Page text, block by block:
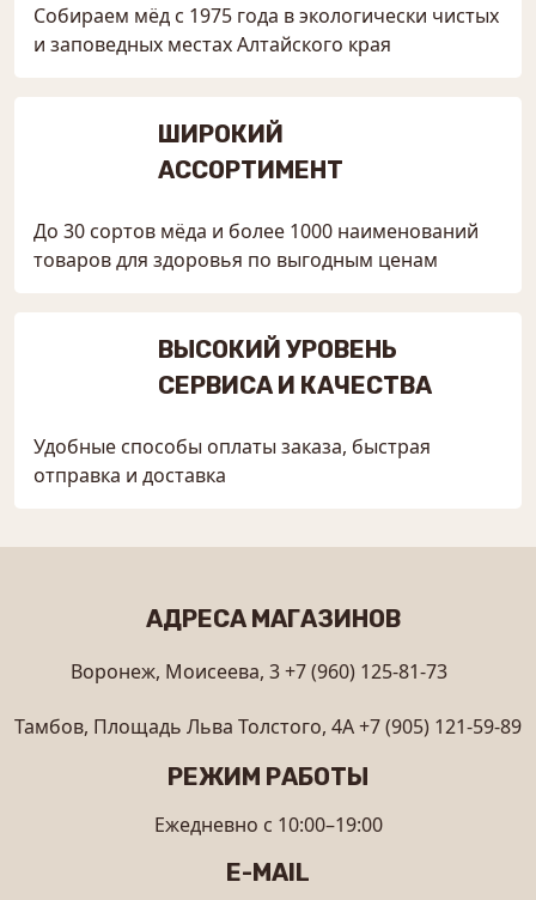
Собираем мёд с 1975 года в экологически чистых
и заповедных местах Алтайского края
ШИРОКИЙ
АССОРТИМЕНТ
До 30 сортов мёда и более 1000 наименований
товаров для здоровья по выгодным ценам
ВЫСОКИЙ УРОВЕНЬ
СЕРВИСА И КАЧЕСТВА
Удобные способы оплаты заказа, быстрая
отправка и доставка
АДРЕСА МАГАЗИНОВ
Воронеж, Моисеева, 3+7 (960) 125-81-73
Тамбов, Площадь Льва Толстого, 4А+7 (905) 121-59-89
РЕЖИМ РАБОТЫ
Ежедневно с 10:00–19:00
E-MAIL